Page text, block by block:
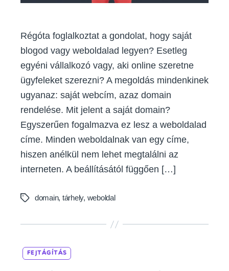
j
w
e
m
n
Régóta foglalkoztat a gondolat, hogy saját
blogod vagy weboldalad legyen? Esetleg
egyéni vállalkozó vagy, aki online szeretne
ügyfeleket szerezni? A megoldás mindenkinek
ugyanaz: saját webcím, azaz domain
rendelése. Mit jelent a saját domain?
Egyszerűen fogalmazva ez lesz a weboldalad
címe. Minden weboldalnak van egy címe,
hiszen anélkül nem lehet megtalálni az
interneten. A beállításától függően […]
Tagsdomain, tárhely, weboldal
FEJTÁGÍTÁS